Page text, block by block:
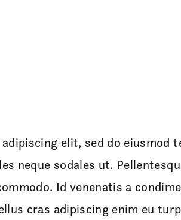
elit, sed do eiusmod
neque sodales ut.
Id venenatis a
cras adipiscing enim eu